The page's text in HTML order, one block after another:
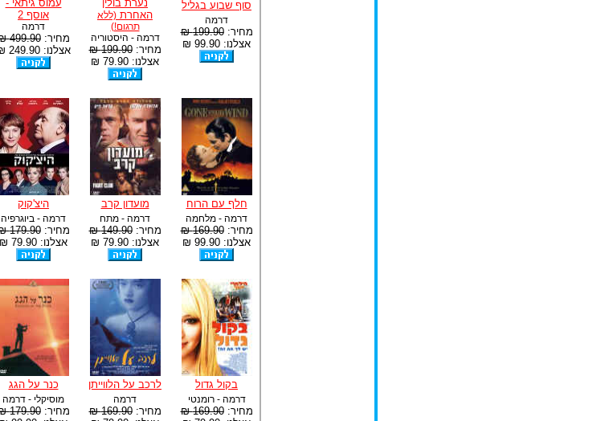
סוף שבוע בגליל
דרמה
מחיר:199.90 ₪
אצלנו: 99.90 ₪
נערת בולין
האחרת (ללא
תרגום!)
דרמה - היסטוריה
מחיר:199.90 ₪
אצלנו: 79.90 ₪
עמוס גיתאי -
אוסף 2
דרמה
מחיר:499.90 ₪
אצלנו: 249.90 ₪
חלף עם הרוח
דרמה - מלחמה
מחיר:169.90 ₪
אצלנו: 99.90 ₪
מועדון קרב
דרמה - מתח
מחיר:149.90 ₪
אצלנו: 79.90 ₪
היצ'קוק
דרמה - ביוגרפיה
מחיר:179.90 ₪
אצלנו: 79.90 ₪
בקול גדול
דרמה - רומנטי
מחיר:169.90 ₪
לרכב על הלווייתן
דרמה
מחיר:169.90 ₪
כנר על הגג
מוסיקלי - דרמה
מחיר:179.90 ₪